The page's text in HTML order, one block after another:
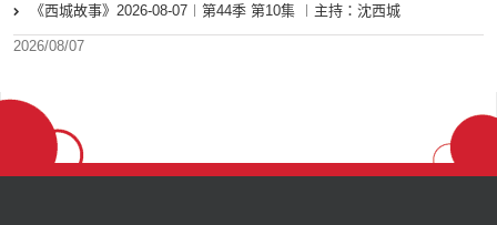
《西城故事》2026-08-07︱第44季 第10集 ︱主持：沈西城
2026/08/07